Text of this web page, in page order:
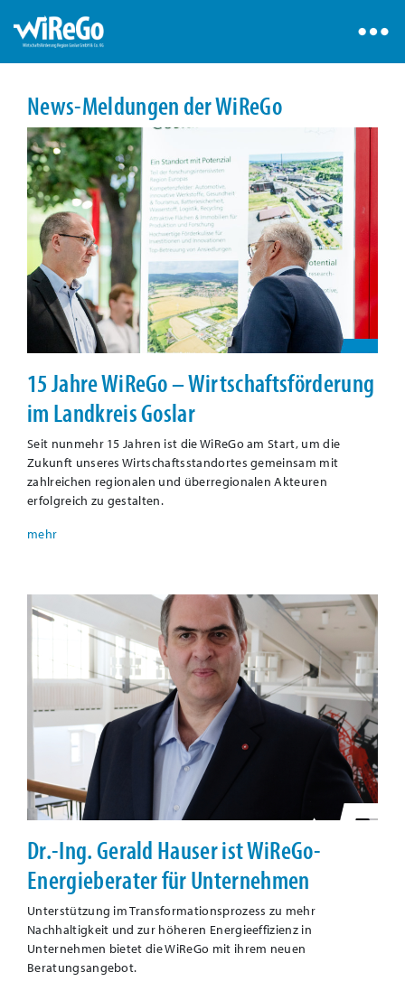
News-Meldungen der WiReGo
15 Jahre WiReGo – Wirtschaftsförderung
im Landkreis Goslar
Seit nunmehr 15 Jahren ist die WiReGo am Start, um die
Zukunft unseres Wirtschaftsstandortes gemeinsam mit
zahlreichen regionalen und überregionalen Akteuren
erfolgreich zu gestalten.
Dr.-Ing. Gerald Hauser ist WiReGo-
Energieberater für Unternehmen
Unterstützung im Transformationsprozess zu mehr
Nachhaltigkeit und zur höheren Energieeffizienz in
Unternehmen bietet die WiReGo mit ihrem neuen
Beratungsangebot.